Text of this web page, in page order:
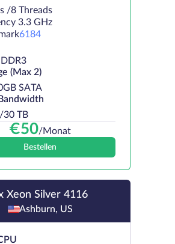
/8 Threads
3.3 GHz
6184
(Max 2)
SATA
30 TB
€50/Monat
Bestellen
Xeon Silver 4116
Ashburn, US